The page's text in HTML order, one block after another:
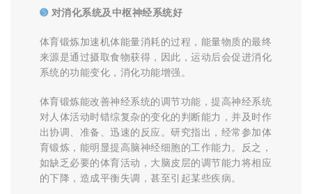
➎ 对消化系统及中枢神经系统好
体育锻炼加速机体能量消耗的过程，能量物质的最终
来源是通过摄取食物获得，因此，运动后会促进消化
系统的功能变化，消化功能增强。
体育锻炼能改善神经系统的调节功能，提高神经系统
对人体活动时错综复杂的变化的判断能力，并及时作
出协调、准备、迅速的反应。研究指出，经常参加体
育锻炼，能明显提高脑神经细胞的工作能力。反之，
如缺乏必要的体育活动，大脑皮层的调节能力将相应
的下降，造成平衡失调，甚至引起某些疾病。